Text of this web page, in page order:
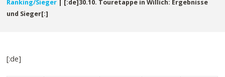
Ranking/Sieger | [:de]30.10. Touretappe in Willich: Ergebnisse
und Sieger[:]
[:de]